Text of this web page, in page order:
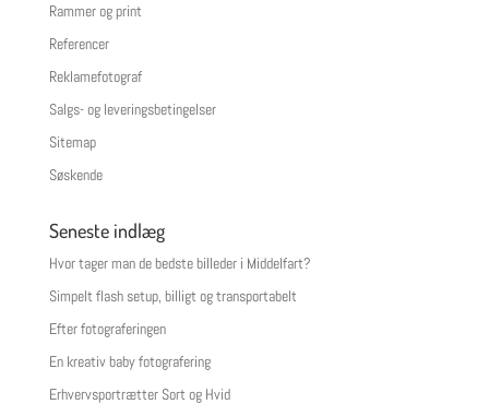
Rammer og print
Referencer
Reklamefotograf
Salgs- og leveringsbetingelser
Sitemap
Søskende
Seneste indlæg
Hvor tager man de bedste billeder i Middelfart?
Simpelt flash setup, billigt og transportabelt
Efter fotograferingen
En kreativ baby fotografering
Erhvervsportrætter Sort og Hvid